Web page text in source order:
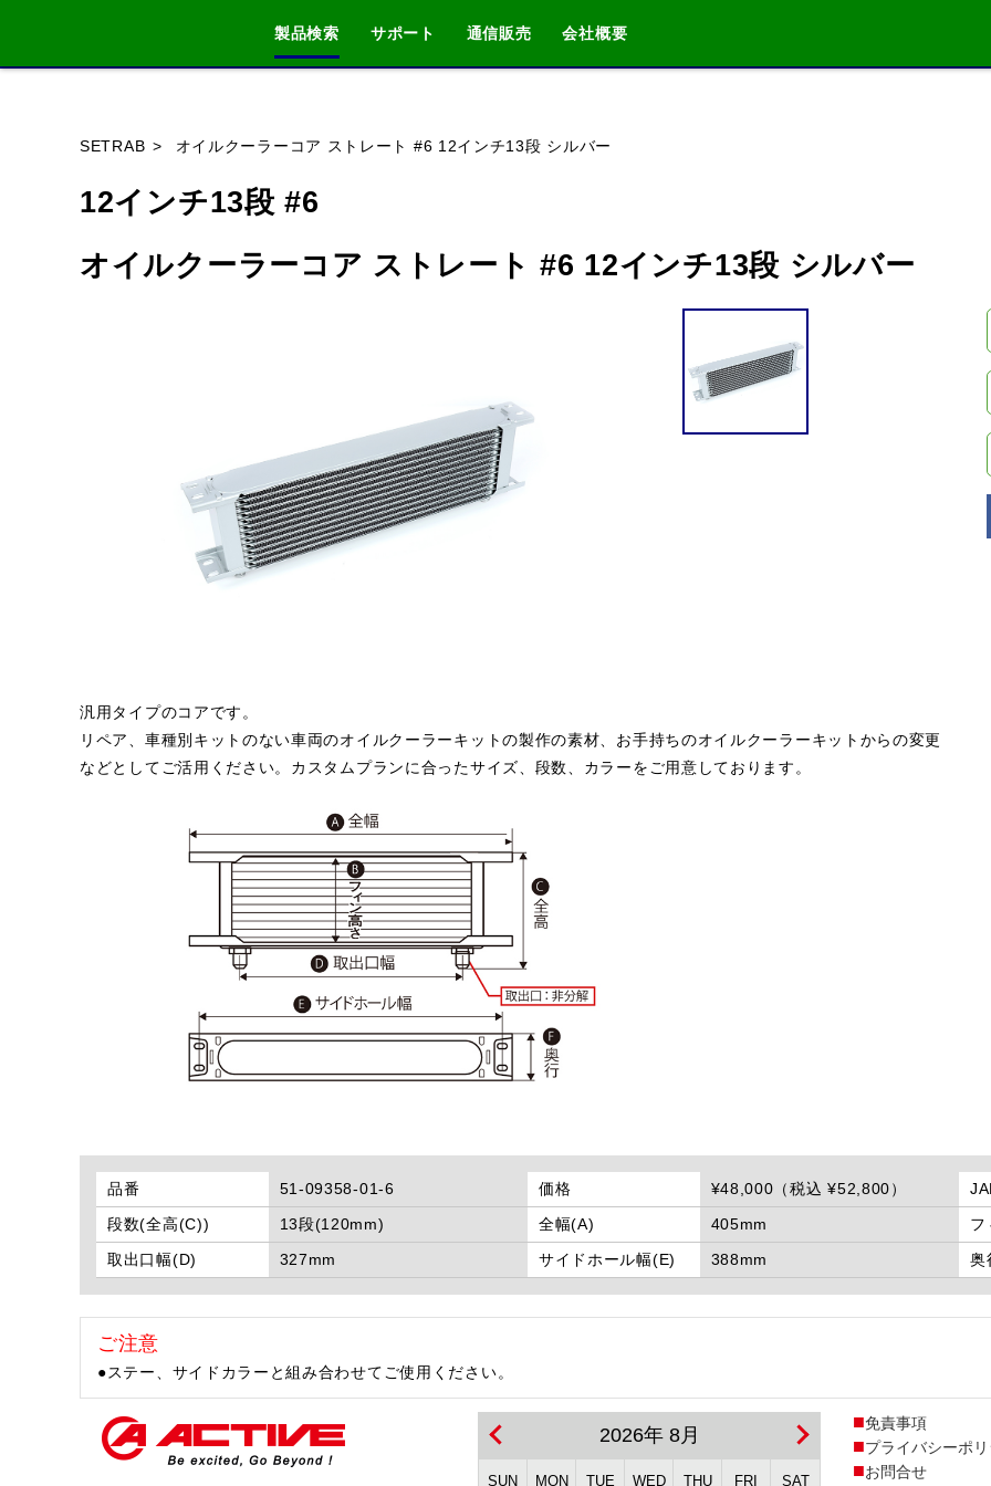
製品検索 サポート 通信販売 会社概要
データを準備しています。
SETRAB オイルクーラーコア ストレート #6 12インチ13段 シルバー
12インチ13段 #6
オイルクーラーコア ストレート #6 12インチ13段 シルバー
汎用タイプのコアです。
リペア、車種別キットのない車両のオイルクーラーキットの製作の素材、お手持ちのオイルクーラーキットからの変更
などとしてご活用ください。カスタムプランに合ったサイズ、段数、カラーをご用意しております。
品番 51-09358-01-6 価格 ¥48,000（税込 ¥52,800）
段数(全高(C))
13段(120mm) 全幅(A) 405mm
フ
取出口幅(D)
327mm サイドホール幅(E) 388mm 奥
ご注意
●ステー、サイドカラーと組み合わせてご使用ください。
2026年 8月
SUN MON TUE WED THU FRI SAT
免責事項
プライバシーポ
お問合せ